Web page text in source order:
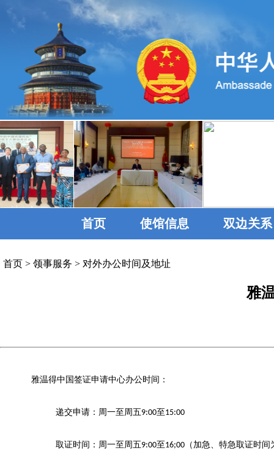
首页 使馆信息 双边关系
首页 > 领事服务 > 对外办公时间及地址
雅
雅温得中国签证申请中心办公时间：
递交申请：周一至周五9:00至 15:00
取证时间：周一至周五9:00至 16;00 （加急、特急取证时间